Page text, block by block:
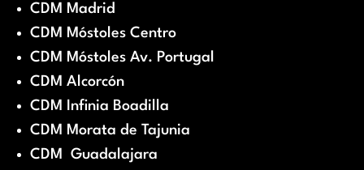
CDM Madrid
CDM Móstoles Centro
CDM Móstoles Av. Portugal
CDM Alcorcón
CDM Infinia Boadilla
CDM Morata de Tajunia
CDM Guadalajara